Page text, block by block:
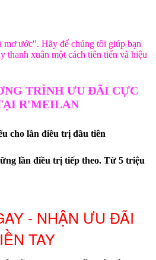
ước". Hãy để chúng tôi giúp bạn
thanh xuân một cách tiên tiến và hiệu
TRÌNH ƯU ĐÃI CỰC
R'MEILAN
cho lần điều trị đầu tiên
lần điều trị tiếp theo. Từ 5 triệu
- NHẬN ƯU ĐÃI
TAY